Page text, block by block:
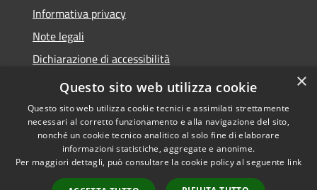
Informativa privacy
Note legali
Dichiarazione di accessibilità
Area riservata dipendenti
Accessibilità
Copyright © 2026 • Comune di
Pedrengo • Powered by
×
Questo sito web utilizza cookie
Questo sito web utilizza cookie tecnici e assimilati strettamente
necessari al corretto funzionamento e alla navigazione del sito,
nonché un cookie tecnico analitico al solo fine di elaborare
informazioni statistiche, aggregate e anonime.
Per maggiori dettagli, può consultare la cookie policy al seguente link